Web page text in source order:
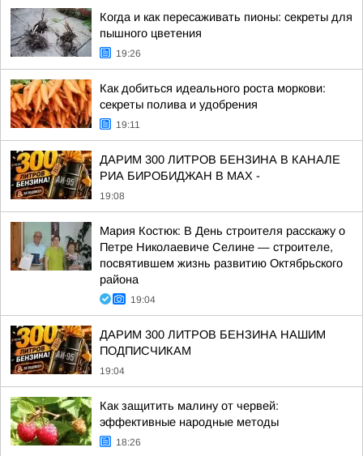
Когда и как пересаживать пионы: секреты для
пышного цветения
19:26
Как добиться идеального роста моркови:
секреты полива и удобрения
19:11
ДАРИМ 300 ЛИТРОВ БЕНЗИНА В КАНАЛЕ
РИА БИРОБИДЖАН В МАХ -
19:08
Мария Костюк: В День строителя расскажу о
Петре Николаевиче Селине — строителе,
посвятившем жизнь развитию Октябрьского
района
19:04
ДАРИМ 300 ЛИТРОВ БЕНЗИНА НАШИМ
ПОДПИСЧИКАМ
19:04
Как защитить малину от червей:
эффективные народные методы
18:26